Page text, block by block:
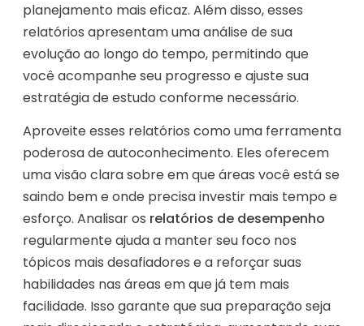
planejamento mais eficaz. Além disso, esses
relatórios apresentam uma análise de sua
evolução ao longo do tempo, permitindo que
você acompanhe seu progresso e ajuste sua
estratégia de estudo conforme necessário.
Aproveite esses relatórios como uma ferramenta
poderosa de autoconhecimento. Eles oferecem
uma visão clara sobre em que áreas você está se
saindo bem e onde precisa investir mais tempo e
esforço. Analisar os relatórios de desempenho
regularmente ajuda a manter seu foco nos
tópicos mais desafiadores e a reforçar suas
habilidades nas áreas em que já tem mais
facilidade. Isso garante que sua preparação seja